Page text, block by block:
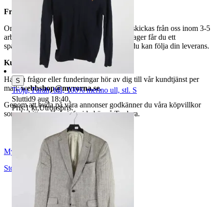
Frakt
Om du har valt frakt kommer din vara att skickas från oss inom 3-5
arbetsdagar. När din vara har lämnat vårt lager får du ett
spårningsnummer av DSV inom kort där du kan följa din leverans.
Kundservice
Har du frågor eller funderingar hör av dig till vår kundtjänst per
mail:webbshop@myrorna.se.
Genom att buda på våra annonser godkänner du våra köpvillkor
som du hittar på vår infosida här på Tradera.
Myrorna
Stockholm
Sverige
S
Tröja, Farah, blå, 100% merino ull, stl. S
Sluttid9 aug 18:40.
Pris:1 kr,Utropspris.